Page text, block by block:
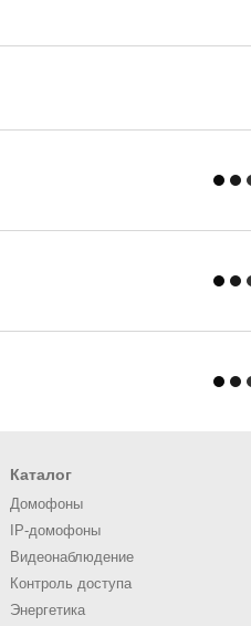
Каталог
Домофоны
IP-домофоны
Видеонаблюдение
Контроль доступа
Энергетика